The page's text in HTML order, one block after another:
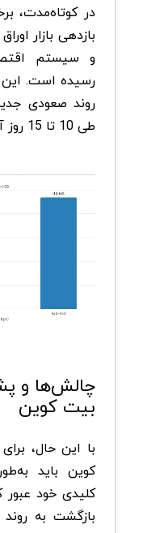
در کوتاه‌مدت،
بازدهی بازار
و سیستم
رسیده است. این
روند صعودی
طی 10 تا 15 روز آینده شود.
چالش‌ها و
بیت کوین
با این حال،
کوین باید
کلیدی خود
بازگشت به